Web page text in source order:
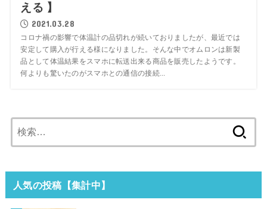
える 】
2021.03.28
コロナ禍の影響で体温計の品切れが続いておりましたが、最近では
安定して購入が行える様になりました。そんな中でオムロンは新製
品として体温結果をスマホに転送出来る商品を販売したようです。
何よりも驚いたのがスマホとの通信の接続...
索:
人気の投稿【集計中】